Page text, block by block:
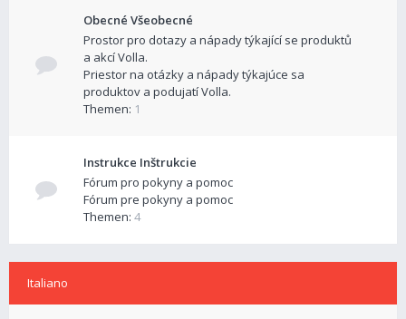
Obecné Všeobecné
Prostor pro dotazy a nápady týkající se produktů
a akcí Volla.
Priestor na otázky a nápady týkajúce sa
produktov a podujatí Volla.
Themen: 1
Instrukce Inštrukcie
Fórum pro pokyny a pomoc
Fórum pre pokyny a pomoc
Themen: 4
Italiano